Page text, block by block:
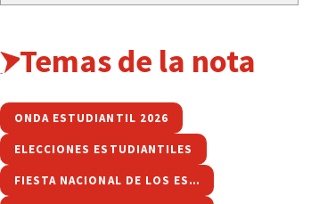
Temas de la nota
ONDA ESTUDIANTIL 2026
ELECCIONES ESTUDIANTILES
FIESTA NACIONAL DE LOS ESTUDIANTES